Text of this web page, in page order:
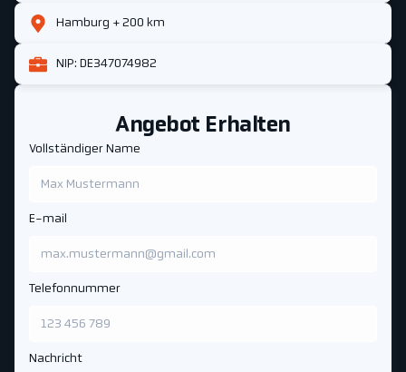
Angebot Erhalten
Vollständiger Name
E-mail
Telefonnummer
Nachricht
Hamburg + 200 km
NIP: DE347074982